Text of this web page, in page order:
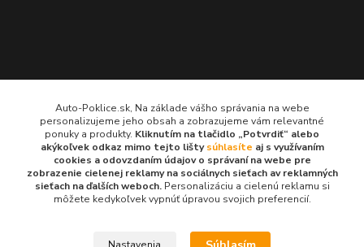
Kontakty
Auto-Poklice.sk
(Po-Pia, 8-16 hod.)
info@auto-poklice.sk
Auto-Poklice.sk, Na základe vášho správania na webe
personalizujeme jeho obsah a zobrazujeme vám relevantné
ponuky a produkty. Kliknutím na tlačidlo „Potvrdiť“ alebo
akýkoľvek odkaz mimo tejto lištysúhlasíte aj s využívaním
cookies a odovzdaním údajov o správaní na webe pre
zobrazenie cielenej reklamy na sociálnych sieťach av reklamných
sieťach na ďalších weboch.Personalizáciu a cielenú reklamu si
môžete kedykoľvek vypnúť úpravou svojich preferencií.